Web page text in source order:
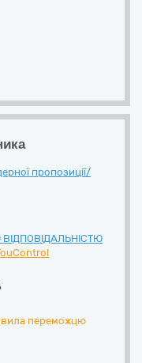
пропозиції/
переможцю